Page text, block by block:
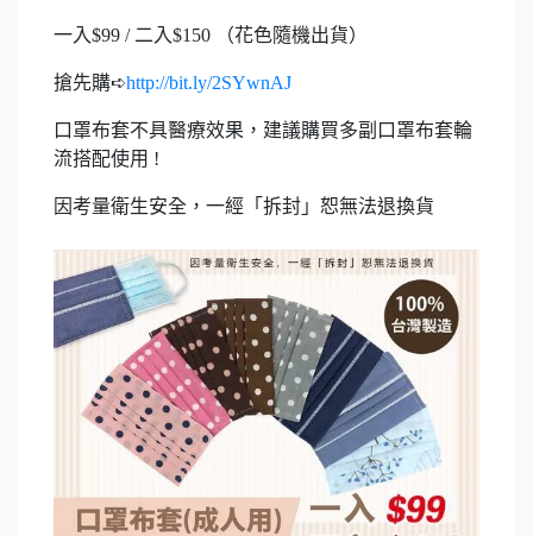
一入$99 / 二入$150 （花色隨機出貨）
搶先購➪http://bit.ly/2SYwnAJ
口罩布套不具醫療效果，建議購買多副口罩布套輪
流搭配使用 !
因考量衛生安全，一經「拆封」恕無法退換貨